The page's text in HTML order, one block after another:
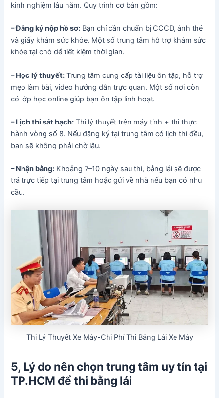
kinh nghiệm lâu năm. Quy trình cơ bản gồm:
– Đăng ký nộp hồ sơ: Bạn chỉ cần chuẩn bị CCCD, ảnh thẻ
và giấy khám sức khỏe. Một số trung tâm hỗ trợ khám sức
khỏe tại chỗ để tiết kiệm thời gian.
– Học lý thuyết: Trung tâm cung cấp tài liệu ôn tập, hỗ trợ
mẹo làm bài, video hướng dẫn trực quan. Một số nơi còn
có lớp học online giúp bạn ôn tập linh hoạt.
– Lịch thi sát hạch: Thi lý thuyết trên máy tính + thi thực
hành vòng số 8. Nếu đăng ký tại trung tâm có lịch thi đều,
bạn sẽ không phải chờ lâu.
– Nhận bằng: Khoảng 7–10 ngày sau thi, bằng lái sẽ được
trả trực tiếp tại trung tâm hoặc gửi về nhà nếu bạn có nhu
cầu.
Thi Lý Thuyết Xe Máy-Chi Phí Thi Bằng Lái Xe Máy
5, Lý do nên chọn trung tâm uy tín tại
TP.HCM để thi bằng lái